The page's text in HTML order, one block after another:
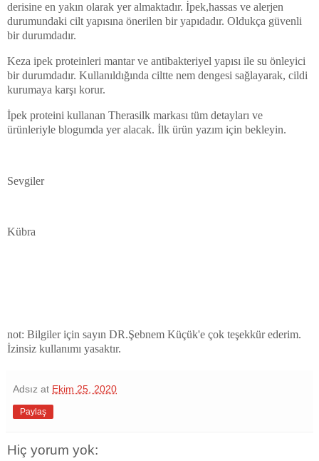
derisine en yakın olarak yer almaktadır. İpek,hassas ve alerjen
durumundaki cilt yapısına önerilen bir yapıdadır. Oldukça güvenli
bir durumdadır.
Keza ipek proteinleri mantar ve antibakteriyel yapısı ile su önleyici
bir durumdadır. Kullanıldığında ciltte nem dengesi sağlayarak, cildi
kurumaya karşı korur.
İpek proteini kullanan Therasilk markası tüm detayları ve
ürünleriyle blogumda yer alacak. İlk ürün yazım için bekleyin.
Sevgiler
Kübra
not: Bilgiler için sayın DR.Şebnem Küçük'e çok teşekkür ederim.
İzinsiz kullanımı yasaktır.
Adsız at Ekim 25, 2020
Paylaş
Hiç yorum yok: